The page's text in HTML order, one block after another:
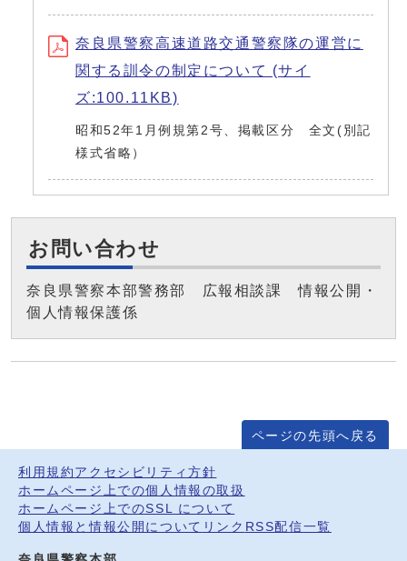
奈良県警察高速道路交通警察隊の運営に
関する訓令の制定について (サイ
ズ:100.11KB)
昭和52年1月例規第2号、掲載区分 全文(別記
様式省略）
お問い合わせ
奈良県警察本部警務部 広報相談課 情報公開・
個人情報保護係
ページの先頭へ戻る
利用規約 アクセシビリティ方針
ホームページ上での個人情報の取扱
ホームページ上でのSSL について
個人情報と情報公開について リンク RSS配信一覧